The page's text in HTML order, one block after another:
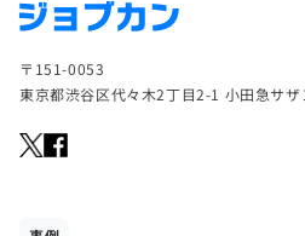
〒151-0053
東京都渋谷区代々木2丁目2-1 小田急サ